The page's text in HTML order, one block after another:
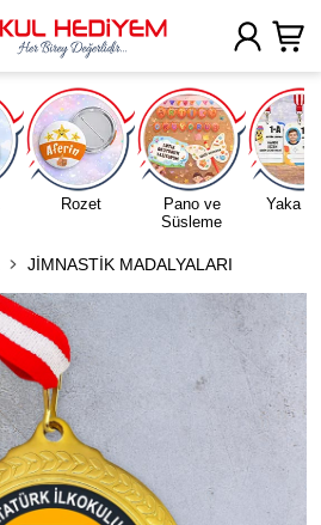
Rozet
Pano ve
Süsleme
Yaka
JİMNASTİK MADALYALARI
Uygulamada Aç